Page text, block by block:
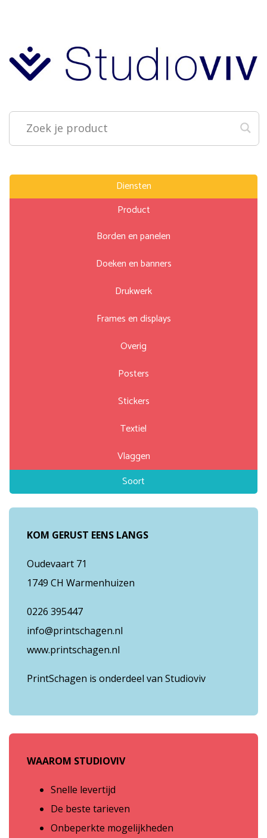
Diensten
Product
Borden en panelen
Doeken en banners
Drukwerk
Frames en displays
Overig
Posters
Stickers
Textiel
Vlaggen
Soort
KOM GERUST EENS LANGS
Oudevaart 71
1749 CH Warmenhuizen
0226 395447
info@printschagen.nl
www.printschagen.nl
PrintSchagen is onderdeel van Studioviv
WAAROM STUDIOVIV
Snelle levertijd
De beste tarieven
Onbeperkte mogelijkheden